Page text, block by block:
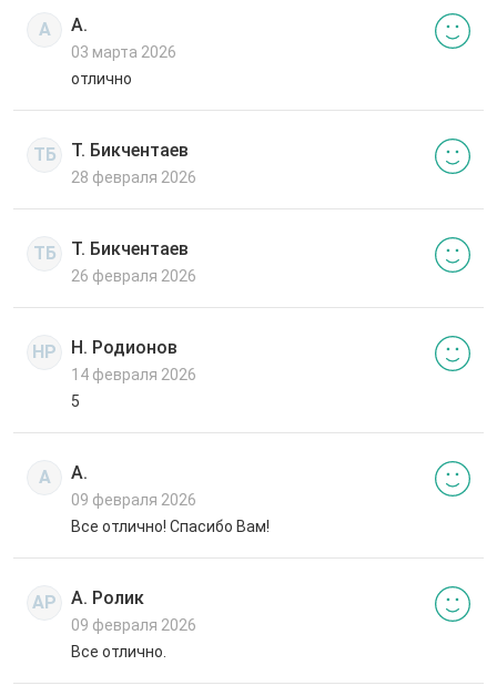
А А.
03 марта 2026
отлично
ТБ Т. Бикчентаев
28 февраля 2026
ТБ Т. Бикчентаев
26 февраля 2026
НР Н. Родионов
14 февраля 2026
5
А А.
09 февраля 2026
Все отлично! Спасибо Вам!
АР А. Ролик
09 февраля 2026
Все отлично.